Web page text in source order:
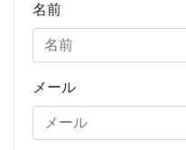
名前
メール